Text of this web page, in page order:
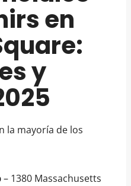
en
y
la mayoría de los
– 1380 Massachusetts